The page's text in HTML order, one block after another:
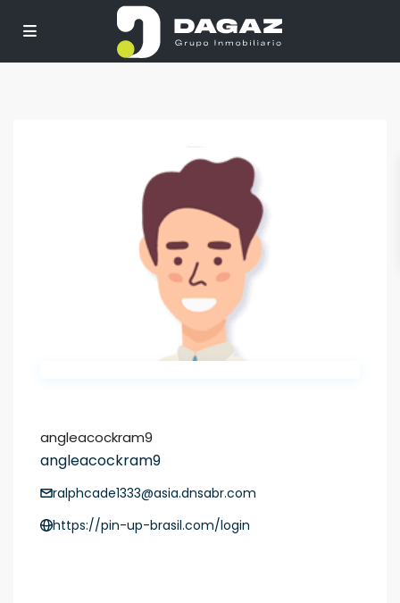
angleacockram9
angleacockram9
ralphcade1333@asia.dnsabr.com
https://pin-up-brasil.com/login